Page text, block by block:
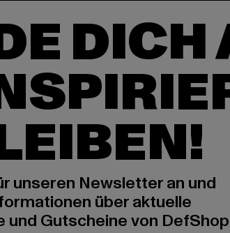
DICH
unseren Newsletter an und
über aktuelle
und Gutscheine von DefShop